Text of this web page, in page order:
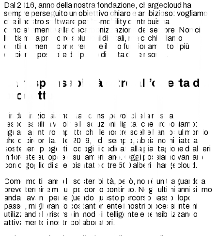
Dal 2016, anno della nostra fondazione, chargecloud ha
sempre perseguito un obiettivo chiaro e ambizioso: vogliamo
che il nostro software per l’e-mobility contribuisca
concretamente alla decarbonizzazione del settore. Non ci
limitiamo a proporre soluzioni digitali, ma ci chiediamo
continuamente come rendere il loro funzionamento il più
efficiente possibile dal punto di vista delle risorse.
La responsabilità oltre all’offerta del
prodotto
Fin dall’inizio, siamo stati consapevoli che la nostra
responsabilità va oltre le soluzioni digitali che proponiamo:
riguarda l’intero impatto che le nostre scelte hanno sul mondo
che ci circonda. Nel 2019, ad esempio, abbiamo iniziato a
sostenere progetti ecologici dedicati alla piantagione di alberi
in foreste europee e sudamericane. Oggi possiamo vantare
con orgoglio di aver piantato oltre 500 alberi chargecloud.
Come molti sanno la sostenibilità, però, non è un traguardo a
breve termine ma un percorso continuo. Negli ultimi anni siamo
andati avanti perseguendo questo percorso passo dopo
passo, migliorando costantemente i nostri processi interni,
utilizzando le risorse in modo intelligente e sensibilizzando
attivamente i nostri collaboratori.
Nel 2025 poi è arrivato finalmente il momento di un